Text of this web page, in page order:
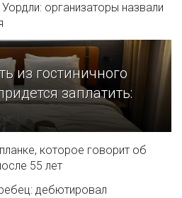
организаторы назвали
из гостиничного
заплатить:
которое говорит об
55 лет
дебютировал